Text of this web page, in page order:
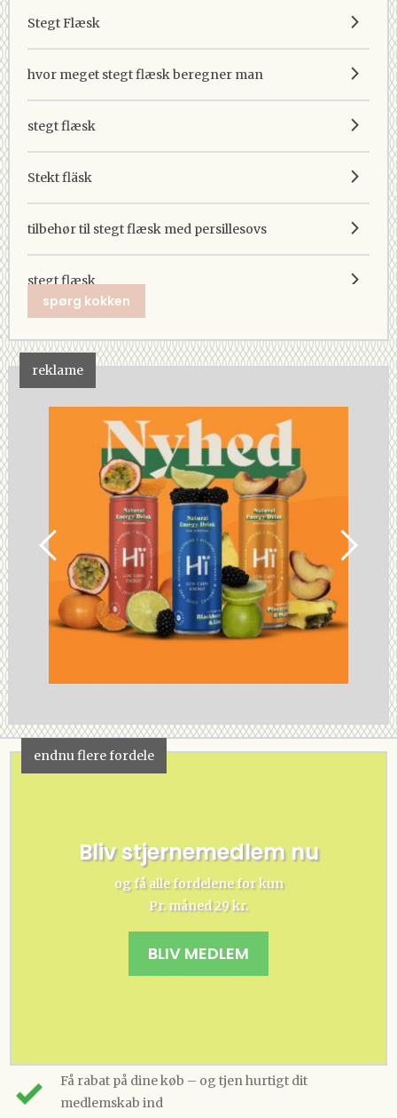
Stegt Flæsk
hvor meget stegt flæsk beregner man
stegt flæsk
Stekt fläsk
tilbehør til stegt flæsk med persillesovs
stegt flæsk
spørg kokken
reklame
endnu flere fordele
Bliv stjernemedlem nu
og få alle fordelene for kun
Pr. måned 29 kr.
BLIV MEDLEM
Få rabat på dine køb – og tjen hurtigt dit
medlemskab ind